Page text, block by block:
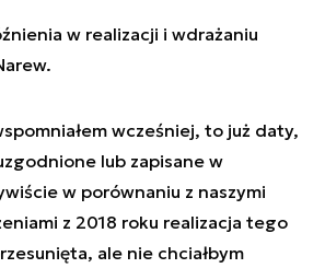
w realizacji i wdrażaniu
wcześniej, to już daty,
lub zapisane w
w porównaniu z naszymi
z 2018 roku realizacja tego
ale nie chciałbym